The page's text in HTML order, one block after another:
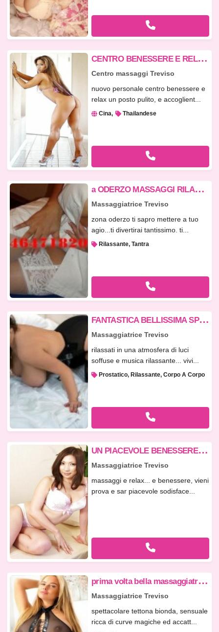
C
ENTRO BENESSERE E RELAX 3339613888 A PREGANZIOL aperto tutti giorni
Centro massaggi Treviso
nuovo personale centro benessere e
relax un posto pulito, e accoglient...
Cina Thailandese
a
ODERZO MASSAGGI RILASSANTI DAL PI SENSUALE TANTRA O YOU AND ME
Massaggiatrice Treviso
zona oderzo ti sapro mettere a tuo
agio...ti divertirai tantissimo. ti...
Rilassante, Tantra
F
ANTASTICA BELLISSIMA SPECIALISTA MASSAGGIO CORPO SU CORPO PROSTATICO
Massaggiatrice Treviso
rilassati in una atmosfera di luci
soffuse e musica rilassante... vivi...
Prostatico, Rilassante, Corpo A Corpo
U
N PIACEVOLE BENESSERE E RELAX 3315678889 SIGNORESSA DI TREVIGNANO 31040
Massaggiatrice Treviso
massaggi e relax... e benessere, vieni
prova e sar piacevole sodisface...
p
rima volta bella massaggiatrice ambiente pulito e tranquillo
Massaggiatrice Treviso
spettacolare tettona bionda, sensuale
ricca di curve magiche ed accatt...